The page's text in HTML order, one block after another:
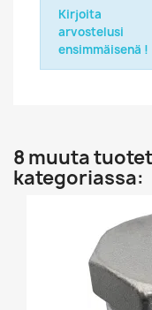
Kirjoita
arvostelusi
ensimmäisenä !
8 muuta
kategoriassa: